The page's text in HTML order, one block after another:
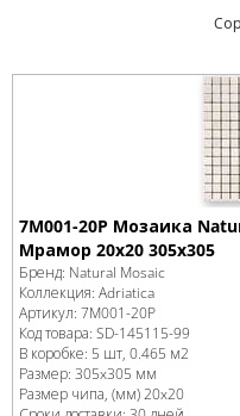
7M001-20P Мозаика
Мрамор 20x20 305х305
Бренд: Natural Mosaic
Коллекция: Adriatica
Артикул: 7M001-20P
Код товара: SD-145115-99
В коробке: 5 шт, 0.465 м2
Размер: 305x305 мм
Размер чипа, (мм)20x20